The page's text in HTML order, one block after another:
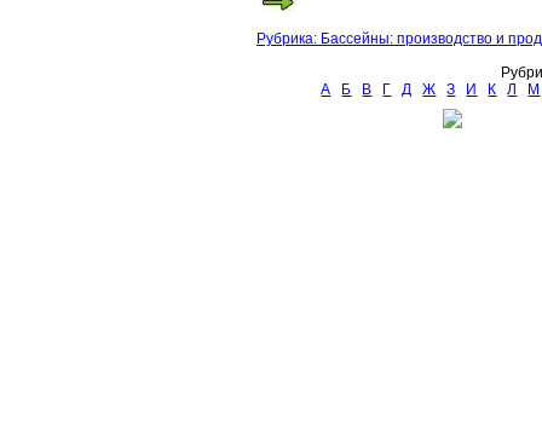
Рубрика: Бассейны: производство и
А
Б В Г Д Ж З И К Л М